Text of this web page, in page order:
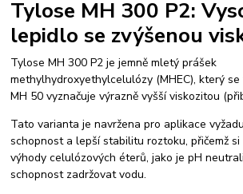
Tylose MH 300 P2:
lepidlo se zvýšenou
Tylose MH 300 P2 je jemně mletý prášek
methylhydroxyethylcelulózy (MHEC), který
MH 50 vyznačuje výrazně vyšší viskozitou
Tato varianta je navržena pro aplikace
schopnost a lepší stabilitu roztoku, přičemž
výhody celulózových éterů, jako je pH
schopnost zadržovat vodu.